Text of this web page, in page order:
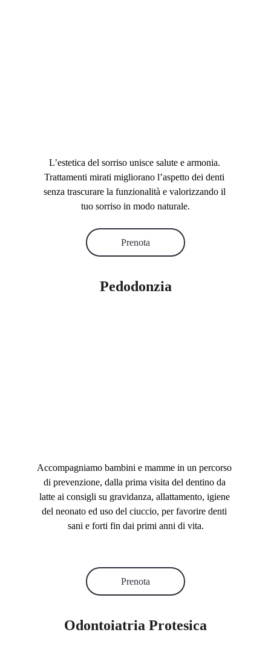
L’estetica del sorriso unisce salute e armonia.
Trattamenti mirati migliorano l’aspetto dei denti
senza trascurare la funzionalità e valorizzando il
tuo sorriso in modo naturale.
Pedodonzia
Accompagniamo bambini e mamme in un percorso
di prevenzione, dalla prima visita del dentino da
latte ai consigli su gravidanza, allattamento, igiene
del neonato ed uso del ciuccio, per favorire denti
sani e forti fin dai primi anni di vita.
Odontoiatria Protesica
Prenota
Prenota